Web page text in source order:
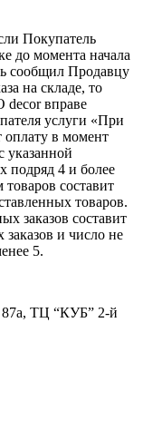
Покупатель
до момента начала
сообщил Продавцу
на складе, то
decor вправе
услуги «При
оплату в момент
указанной
подряд 4 и более
составит
товаров.
заказов составит
и число не
5.
ТЦ “КУБ” 2-й